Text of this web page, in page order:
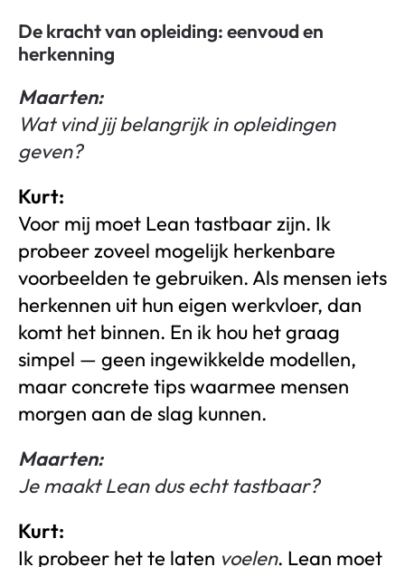
De kracht van opleiding: eenvoud en
herkenning
Maarten:
Wat vind jij belangrijk in opleidingen
geven?
Kurt:
Voor mij moet Lean tastbaar zijn. Ik
probeer zoveel mogelijk herkenbare
voorbeelden te gebruiken. Als mensen iets
herkennen uit hun eigen werkvloer, dan
komt het binnen. En ik hou het graag
simpel — geen ingewikkelde modellen,
maar concrete tips waarmee mensen
morgen aan de slag kunnen.
Maarten:
Je maakt Lean dus echt tastbaar?
Kurt:
Ik probeer het te laten voelen. Lean moet